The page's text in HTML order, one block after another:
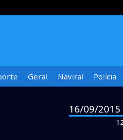
Geral Naviraí Polícia
16/09/